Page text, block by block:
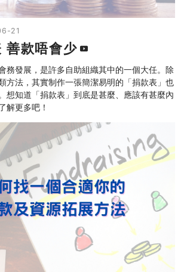
21
善款唔會少
務發展，是許多自助組織其中的一個大任。除
方法，其實制作一張簡潔易明的「捐款表」也
想知道「捐款表」到底是甚麼、應該有甚麼內
解更多吧！